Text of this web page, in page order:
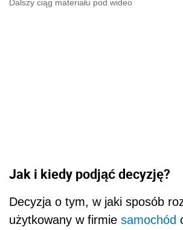
Dalszy ciąg materiału pod wideo
Jak i kiedy podjąć decyzję?
Decyzja o tym, w jaki sposób
użytkowany w firmie samochód